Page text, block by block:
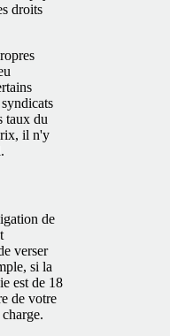
droits
taux du
il n'y
de
verser
si la
est de 18
de votre